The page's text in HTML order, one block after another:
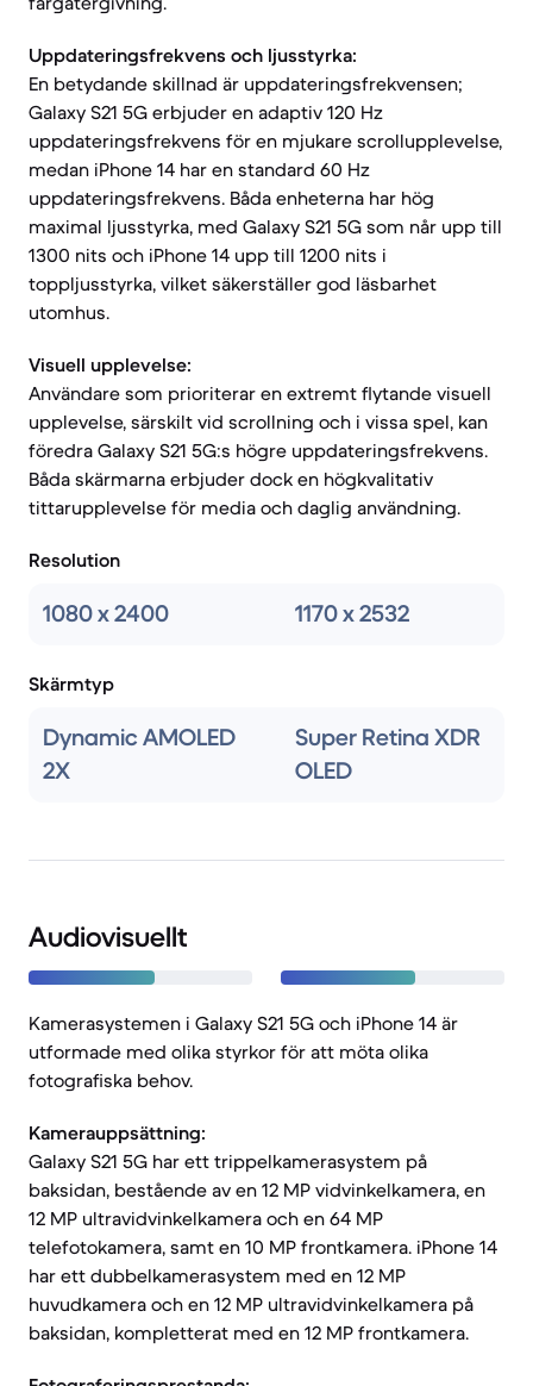
Uppdateringsfrekvens och ljusstyrka:
En betydande skillnad är uppdateringsfrekvensen;
Galaxy S21 5G erbjuder en adaptiv 120 Hz
uppdateringsfrekvens för en mjukare scrollupplevelse,
medan iPhone 14 har en standard 60 Hz
uppdateringsfrekvens. Båda enheterna har hög
maximal ljusstyrka, med Galaxy S21 5G som når upp till
1300 nits och iPhone 14 upp till 1200 nits i
toppljusstyrka, vilket säkerställer god läsbarhet
utomhus.
Visuell upplevelse:
Användare som prioriterar en extremt flytande visuell
upplevelse, särskilt vid scrollning och i vissa spel, kan
föredra Galaxy S21 5G:s högre uppdateringsfrekvens.
Båda skärmarna erbjuder dock en högkvalitativ
tittarupplevelse för media och daglig användning.
Resolution
1080 x 2400 1170 x 2532
Skärmtyp
Dynamic AMOLED
2X
Super Retina XDR
OLED
Audiovisuellt
Kamerasystemen i Galaxy S21 5G och iPhone 14 är
utformade med olika styrkor för att möta olika
fotografiska behov.
Kamerauppsättning:
Galaxy S21 5G har ett trippelkamerasystem på
baksidan, bestående av en 12 MP vidvinkelkamera, en
12 MP ultravidvinkelkamera och en 64 MP
telefotokamera, samt en 10 MP frontkamera. iPhone 14
har ett dubbelkamerasystem med en 12 MP
huvudkamera och en 12 MP ultravidvinkelkamera på
baksidan, kompletterat med en 12 MP frontkamera.